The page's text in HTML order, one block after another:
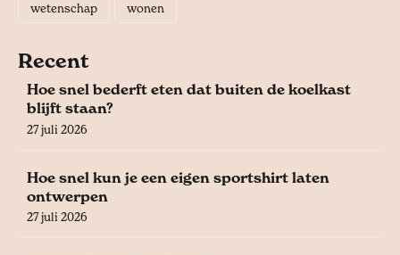
wetenschap wonen
Recent
Hoe snel bederft eten dat buiten de koelkast
blijft staan?
27 juli 2026
Hoe snel kun je een eigen sportshirt laten
ontwerpen
27 juli 2026